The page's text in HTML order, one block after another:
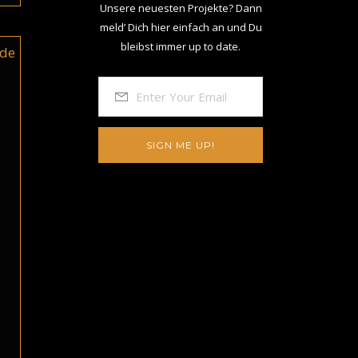
Unsere neuesten Projekte? Dann
meld’ Dich hier einfach an und Du
bleibst immer up to date.
SIGN ME UP!